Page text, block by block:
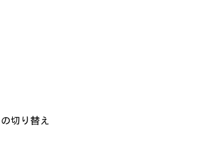
切り替え